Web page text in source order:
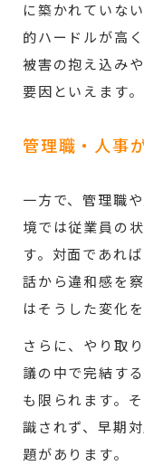
に築かれていな
的ハードルが高
被害の抱え込み
要因といえます。
管理職・人事
一方で、管理職
境では従業員の
す。対面であれ
話から違和感を
はそうした変化
さらに、やり取
議の中で完結す
も限られます。
識されず、早期
題があります。